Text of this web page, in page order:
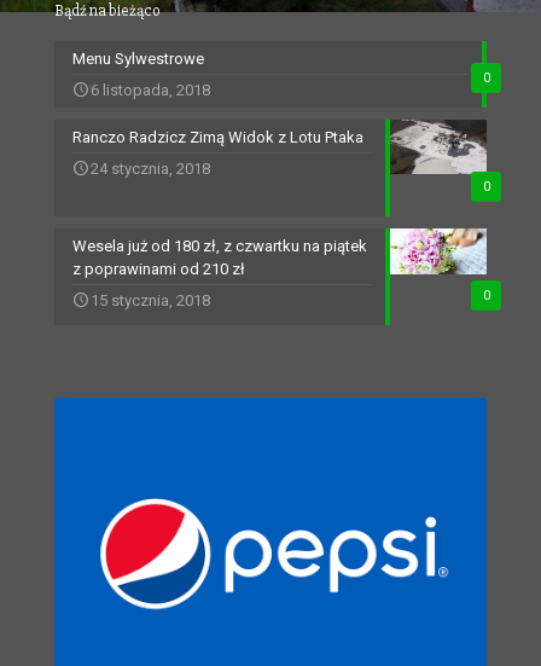
Bądź na bieżąco
0
Menu Sylwestrowe
6 listopada, 2018
0
Ranczo Radzicz Zimą Widok z Lotu Ptaka
24 stycznia, 2018
0
Wesela już od 180 zł, z czwartku na piątek
z poprawinami od 210 zł
15 stycznia, 2018